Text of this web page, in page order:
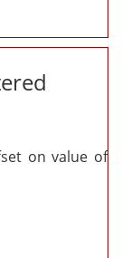
on value of